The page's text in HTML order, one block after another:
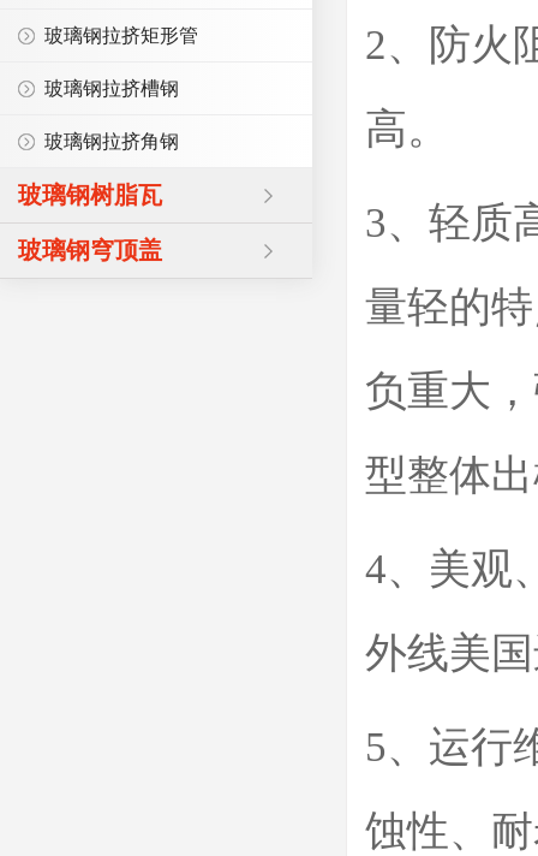
玻璃钢拉挤矩形管
玻璃钢拉挤槽钢
玻璃钢拉挤角钢
玻璃钢树脂瓦
玻璃钢穹顶盖
2、防火
高。
3、轻质
量轻的
负重大
型整体
4、美观
外线美
5、运行
蚀性、